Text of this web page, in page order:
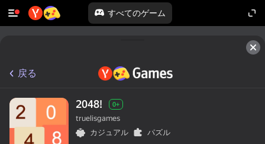
すべてのゲーム
戻る
2048! 0+
truelisgames
カジュアル
パズル